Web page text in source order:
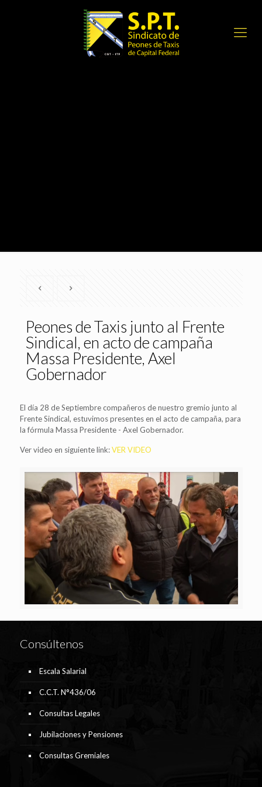
Peones de Taxis junto al Frente
Sindical, en acto de campaña
Massa Presidente, Axel
Gobernador
El día 28 de Septiembre compañeros de nuestro gremio junto al
Frente Sindical, estuvimos presentes en el acto de campaña, para
la fórmula Massa Presidente - Axel Gobernador.
Ver video en siguiente link:VER VIDEO
Consúltenos
Escala Salarial
C.C.T. N°436/06
Consultas Legales
Jubilaciones y Pensiones
Consultas Gremiales